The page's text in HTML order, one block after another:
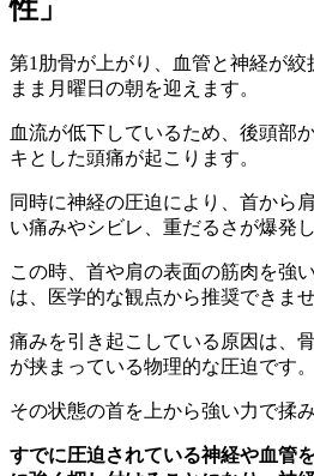
性」
第1肋骨が上がり、血管と神経が
まま月曜日の朝を迎えます。
血流が低下しているため、後頭部
キとした頭痛が起こります。
同時に神経の圧迫により、首から
い痛みやシビレ、重だるさが爆発し
この時、首や肩の表面の筋肉を強
は、医学的な観点から推奨できませ
痛みを引き起こしている原因は、
が挟まっている物理的な圧迫です。
その状態の首を上から強い力で揉
すでに圧迫されている神経や血管